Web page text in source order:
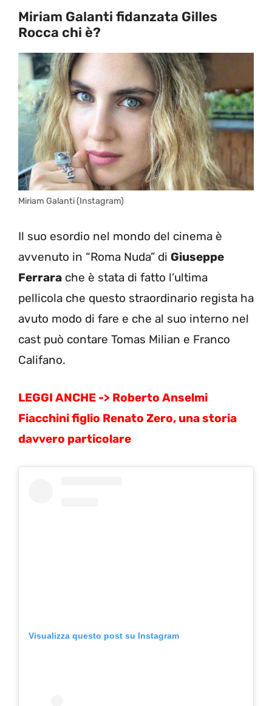
Miriam Galanti fidanzata Gilles
Rocca chi è?
Miriam Galanti (Instagram)
Il suo esordio nel mondo del cinema è
avvenuto in “Roma Nuda” di Giuseppe
Ferrara che è stata di fatto l’ultima
pellicola che questo straordinario regista ha
avuto modo di fare e che al suo interno nel
cast può contare Tomas Milian e Franco
Califano.
LEGGI ANCHE -> Roberto Anselmi
Fiacchini figlio Renato Zero, una storia
davvero particolare
Visualizza questo post su Instagram